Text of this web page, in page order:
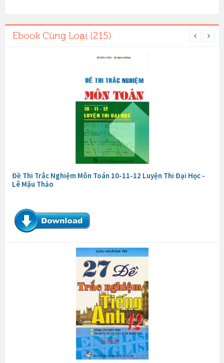
Ebook Cùng Loại (215)
Đề Thi Trắc Nghiệm Môn Toán 10-11-12 Luyện Thi Đại Học -
Lê Mậu Thảo